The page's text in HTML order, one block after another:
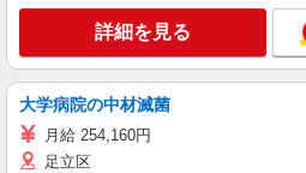
詳細を見る
大学病院の中材滅菌
月給 254,160円
足立区